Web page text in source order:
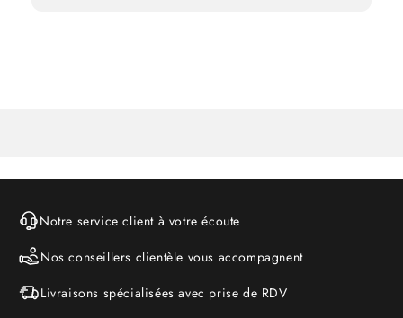
Notre service client à votre écoute
Nos conseillers clientèle vous accompagnent
Livraisons spécialisées avec prise de RDV